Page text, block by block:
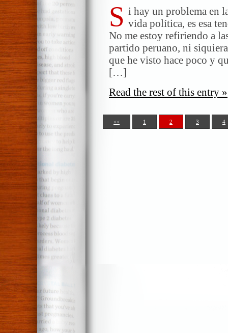
S i hay un problema en
vida política, es esa
No me estoy refiriendo a
partido peruano, ni
que he visto hace poco y
[…]
Read the rest of this entry »
<< 1 2 3 4